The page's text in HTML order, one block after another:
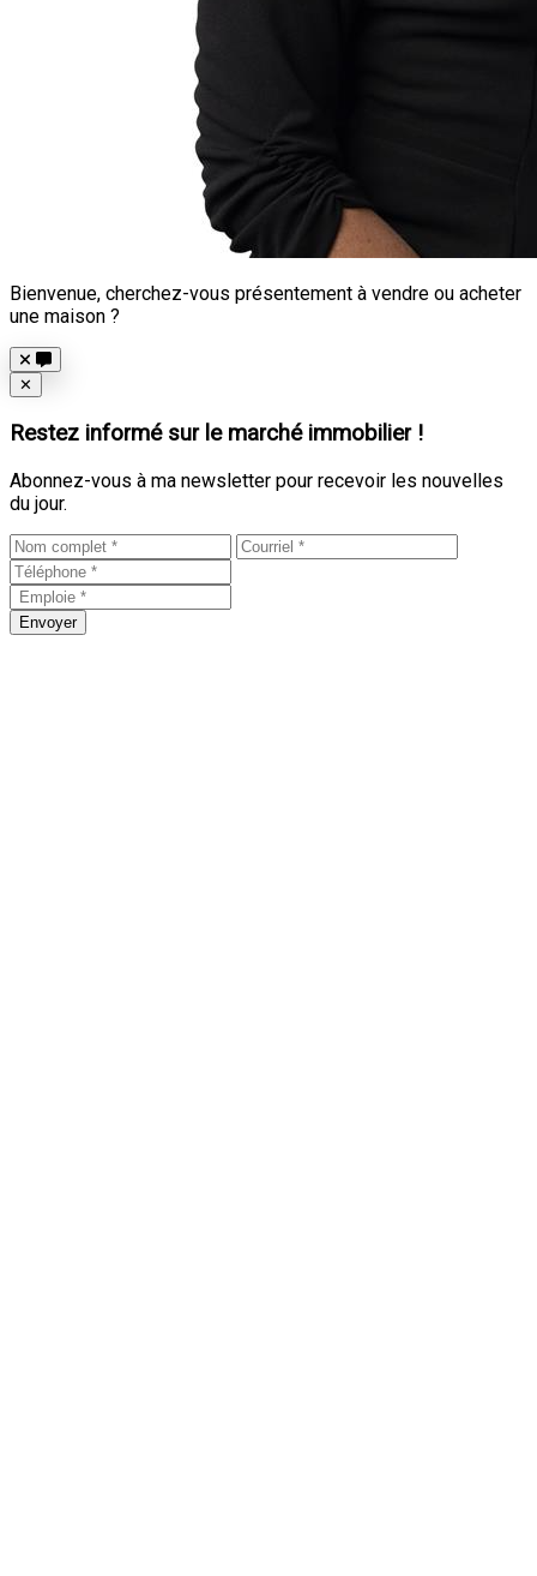
Bienvenue, cherchez-vous présentement à vendre ou acheter
une maison ?
Close
✕
Restez informé sur le marché immobilier !
Abonnez-vous à ma newsletter pour recevoir les nouvelles
du jour.
Envoyer